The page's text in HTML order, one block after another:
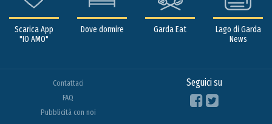
Scarica App
"IO AMO"
Dove dormire Garda Eat
Lago di Garda
News
Contattaci
FAQ
Pubblicità con noi
Seguici su